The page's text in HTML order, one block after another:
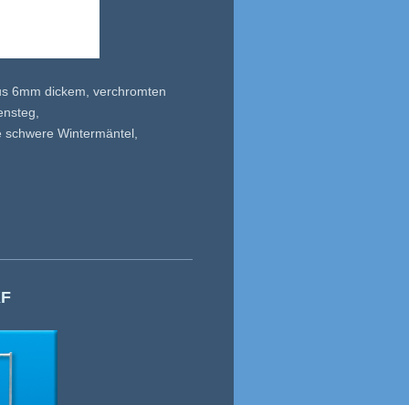
6mm dickem, verchromten
Wintermäntel,